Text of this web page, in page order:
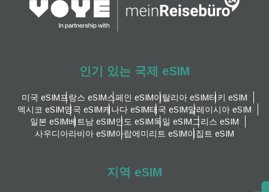
인기 있는 국제 eSIM
미국 eSIM프랑스 eSIM스페인 eSIM이탈리아 eSIM터키 eSIM
멕시코 eSIM영국 eSIM캐나다 eSIM태국 eSIM말레이시아 eSIM
일본 eSIM베트남 eSIM인도 eSIM독일 eSIM그리스 eSIM
사우디아라비아 eSIM아랍에미리트 eSIM이집트 eSIM
지역 eSIM